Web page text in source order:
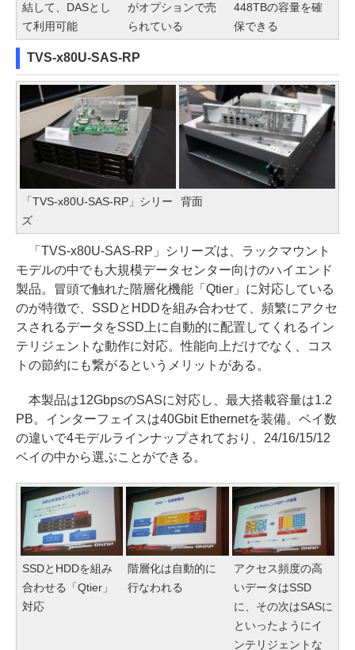
結して、DASとし
て利用可能
がオプションで売
られている
448TBの容量を確
保できる
TVS-x80U-SAS-RP
「TVS-x80U-SAS-RP」シリー
ズ
背面
「TVS-x80U-SAS-RP」シリーズは、ラックマウント
モデルの中でも大規模データセンター向けのハイエンド
製品。冒頭で触れた階層化機能「Qtier」に対応している
のが特徴で、SSDとHDDを組み合わせて、頻繁にアクセ
スされるデータをSSD上に自動的に配置してくれるイン
テリジェントな動作に対応。性能向上だけでなく、コス
トの節約にも繋がるというメリットがある。
本製品は12GbpsのSASに対応し、最大搭載容量は1.2
PB。インターフェイスは40Gbit Ethernetを装備。ベイ数
の違いで4モデルラインナップされており、24/16/15/12
ベイの中から選ぶことができる。
SSDとHDDを組み
合わせる「Qtier」
対応
階層化は自動的に
行なわれる
アクセス頻度の高
いデータはSSD
に、その次はSASに
といったようにイ
ンテリジェントな